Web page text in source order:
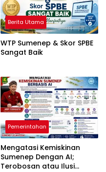
Berita Utama
WTP Sumenep & Skor SPBE
Sangat Baik
Pemerintahan
Mengatasi Kemiskinan
Sumenep Dengan AI;
Terobosan atau Ilusi